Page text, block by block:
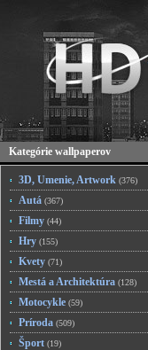
Kategórie wallpaperov
3D, Umenie, Artwork (376)
Autá (367)
Filmy (44)
Hry (155)
Kvety (71)
Mestá a Architektúra (128)
Motocykle (59)
Príroda (509)
Šport (19)